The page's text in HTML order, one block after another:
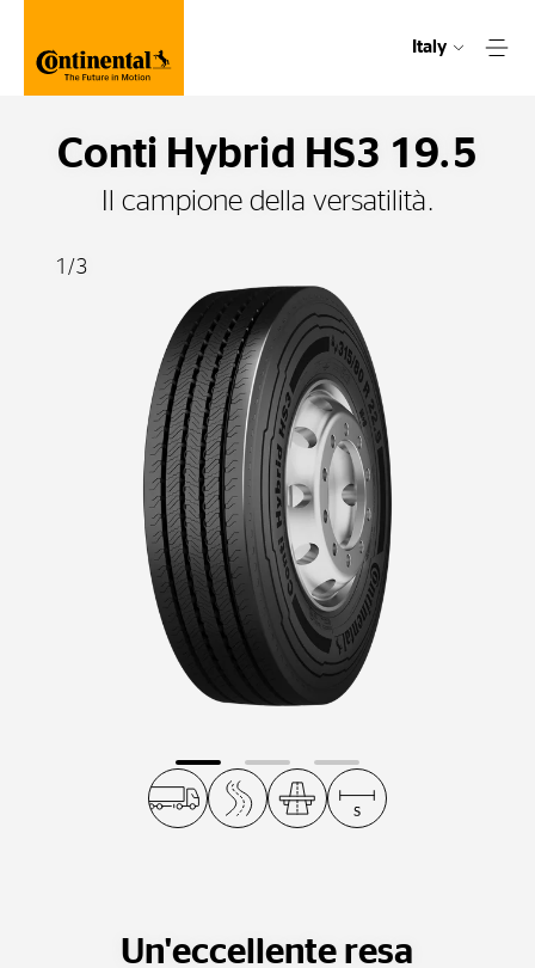
Italy
Conti Hybrid HS3 19.5
Il campione della versatilità.
1/3
Un'eccellente resa